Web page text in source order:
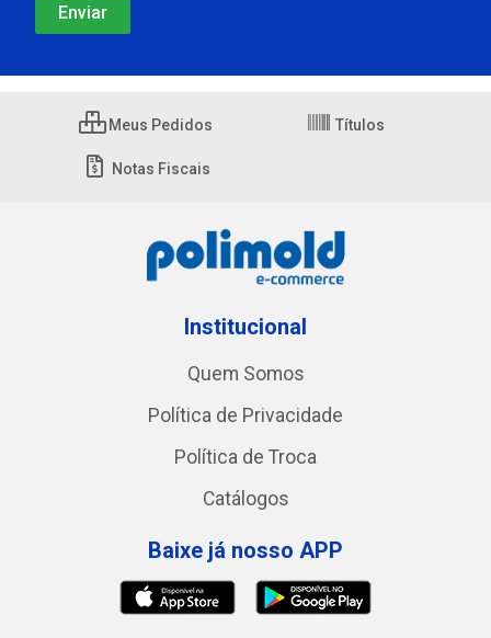
Meus Pedidos Títulos
Notas Fiscais
Institucional
Quem Somos
Política de Privacidade
Política de Troca
Catálogos
Baixe já nosso APP